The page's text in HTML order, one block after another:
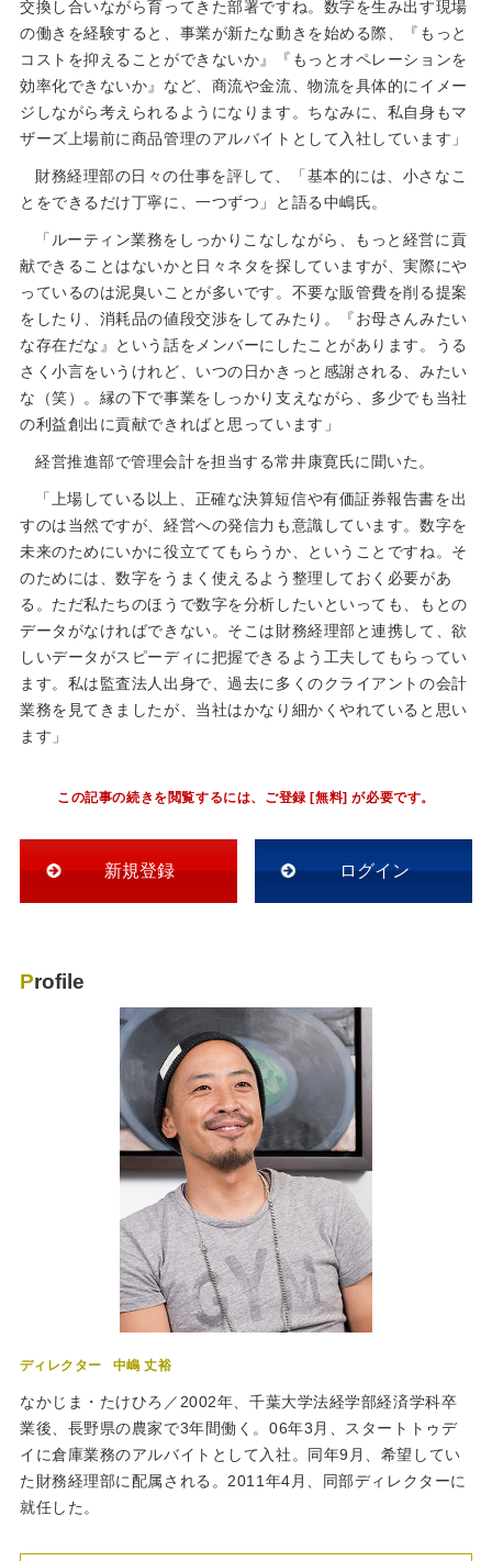
交換し合いながら育ってきた部署ですね。数字を生み出す現場
の働きを経験すると、事業が新たな動きを始める際、『もっと
コストを抑えることができないか』『もっとオペレーションを
効率化できないか』など、商流や金流、物流を具体的にイメー
ジしながら考えられるようになります。ちなみに、私自身もマ
ザーズ上場前に商品管理のアルバイトとして入社しています」
財務経理部の日々の仕事を評して、「基本的には、小さなこ
とをできるだけ丁寧に、一つずつ」と語る中嶋氏。
「ルーティン業務をしっかりこなしながら、もっと経営に貢
献できることはないかと日々ネタを探していますが、実際にや
っているのは泥臭いことが多いです。不要な販管費を削る提案
をしたり、消耗品の値段交渉をしてみたり。『お母さんみたい
な存在だな』という話をメンバーにしたことがあります。うる
さく小言をいうけれど、いつの日かきっと感謝される、みたい
な（笑）。縁の下で事業をしっかり支えながら、多少でも当社
の利益創出に貢献できればと思っています」
経営推進部で管理会計を担当する常井康寛氏に聞いた。
「上場している以上、正確な決算短信や有価証券報告書を出
すのは当然ですが、経営への発信力も意識しています。数字を
未来のためにいかに役立ててもらうか、ということですね。そ
のためには、数字をうまく使えるよう整理しておく必要があ
る。ただ私たちのほうで数字を分析したいといっても、もとの
データがなければできない。そこは財務経理部と連携して、欲
しいデータがスピーディに把握できるよう工夫してもらってい
ます。私は監査法人出身で、過去に多くのクライアントの会計
業務を見てきましたが、当社はかなり細かくやれていると思い
ます」
この記事の続きを閲覧するには、ご登録 [無料] が必要です。
新規登録 ログイン
Profile
ディレクター 中嶋 丈裕
なかじま・たけひろ／2002年、千葉大学法経学部経済学科卒
業後、長野県の農家で3年間働く。06年3月、スタートトゥデ
イに倉庫業務のアルバイトとして入社。同年9月、希望してい
た財務経理部に配属される。2011年4月、同部ディレクターに
就任した。